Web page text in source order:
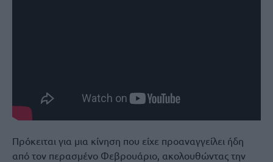
Πρόκειται για μια κίνηση που είχε προαναγγείλει ήδη
από τον περασμένο Φεβρουάριο, ακολουθώντας την